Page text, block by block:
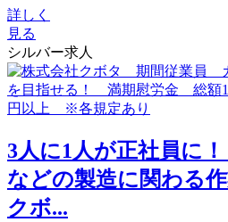
詳しく
見る
シルバー求人
3人に1人が正社員に
などの製造に関わる
クボ...